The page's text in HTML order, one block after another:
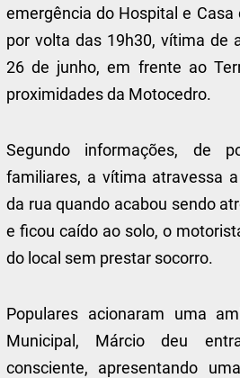
emergência do Hospital e Casa
por volta das 19h30, vítima de
26 de junho, em frente ao
proximidades da Motocedro.
Segundo informações, de
familiares, a vítima atravessa
da rua quando acabou sendo
e ficou caído ao solo, o
do local sem prestar socorro.
Populares acionaram uma
Municipal, Márcio deu
consciente, apresentando